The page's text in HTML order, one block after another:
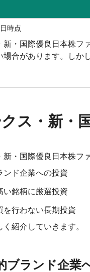
時点
新・国際優良日本株フ
場合があります。しか
ス・新・
新・国際優良日本株フ
ド企業への投資
銘柄に厳選投資
行わない長期投資
紹介していきます。
ブランド企業